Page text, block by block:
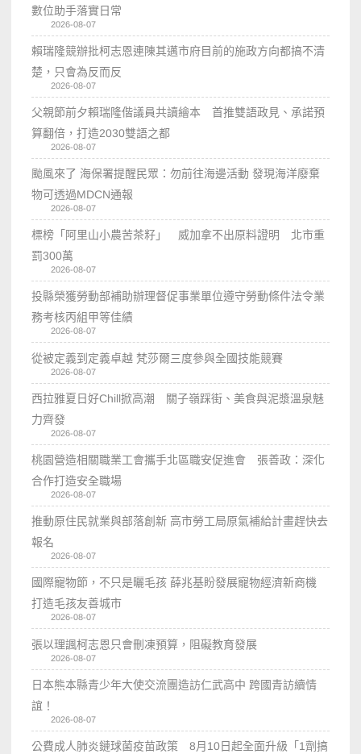
數位助手落實日常
2026-08-07
賴瑞隆競辦批柯志恩連陳其邁市府目前的施政方向都搞不清
楚，只會為反而反
2026-08-07
父親節前夕賴瑞隆偕議員共讀繪本 首推雙語政見、承諾預
算翻倍，打造2030雙語之都
2026-08-07
颱風來了 海保署提醒民眾：勿前往海邊活動 發現海洋廢棄
物可透過MDCN通報
2026-08-07
標榜「阿里山小農苦茶籽」 威加拿不出原料證明 北市重
罰300萬
2026-08-07
投縣榮獲勞動部補助辦理督促事業單位遵守勞動條件法令業
務考核丙組甲等佳績
2026-08-07
從被定義到定義卓越 梵莎爾三度參與全國技能競賽
2026-08-07
西拉雅夏日好Chill掀高潮 關子嶺踩街、美食與泥漿溫泉魅
力齊發
2026-08-07
桃園營造相關職業工會攜手北區職安促進會 張善政：深化
合作打造安全職場
2026-08-07
推動原住民就業與部落創新 高市勞工局原氣補給計畫趕快去
報名
2026-08-07
國際寵物節，不只是曬毛孩 薛兆基盼發展寵物經濟新商機
打造毛孩友善城市
2026-08-07
張以理諷柯志恩只會刪凍預算，阻礙教育發展
2026-08-07
日本熊本縣青少年大使交流團造訪仁武高中 跨國青訪續情
誼！
2026-08-07
公費成人肺炎鏈球菌疫苗政策 8月10日起全面升級「1劑搞